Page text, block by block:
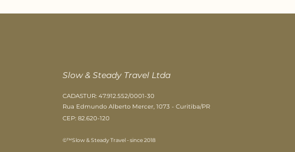
Slow & Steady Travel Ltda​
CADASTUR: 47.912.552/0001-30
Rua Edmundo Alberto Mercer, 1073 - Curitiba/PR
CEP: 82.620-120
©™Slow & Steady Travel - since 2018​